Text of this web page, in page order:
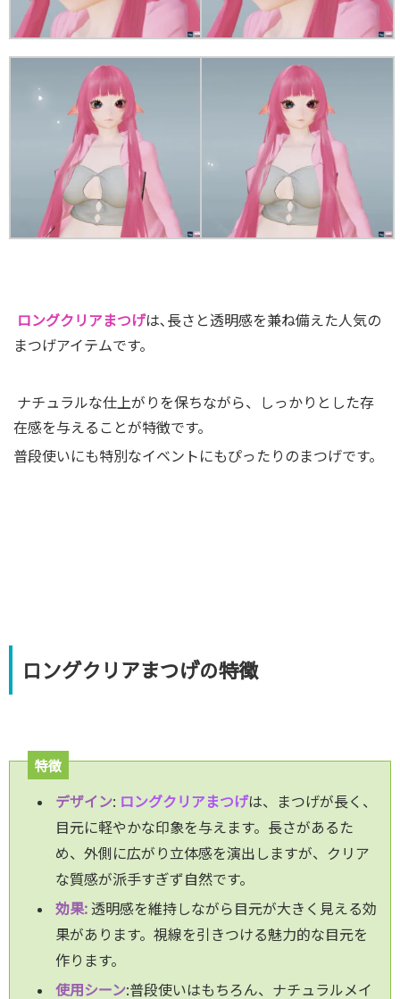
ロングクリアまつげは､長さと透明感を兼ね備えた人気の
まつげアイテムです。
ナチュラルな仕上がりを保ちながら、しっかりとした存
在感を与えることが特徴です。
普段使いにも特別なイベントにもぴったりのまつげです。
ロングクリアまつげの特徴
特徴
デザイン: ロングクリアまつげは、まつげが長く、
目元に軽やかな印象を与えます。長さがあるた
め、外側に広がり立体感を演出しますが、クリア
な質感が派手すぎず自然です。
効果:透明感を維持しながら目元が大きく見える効
果があります。視線を引きつける魅力的な目元を
作ります。
使用シーン:普段使いはもちろん、ナチュラルメイ